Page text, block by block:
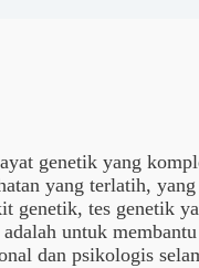
genetik yang
yang terlatih,
genetik, tes genetik
untuk
dan psikologis